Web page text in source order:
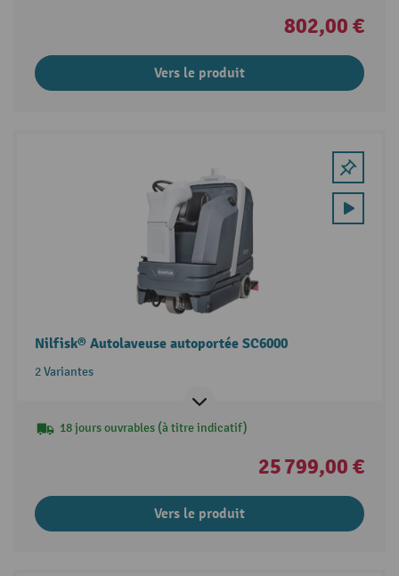
802,00 €
Vers le produit
Nilfisk® Autolaveuse autoportée SC6000
2 Variantes
18 jours ouvrables (à titre indicatif)
25 799,00 €
Vers le produit